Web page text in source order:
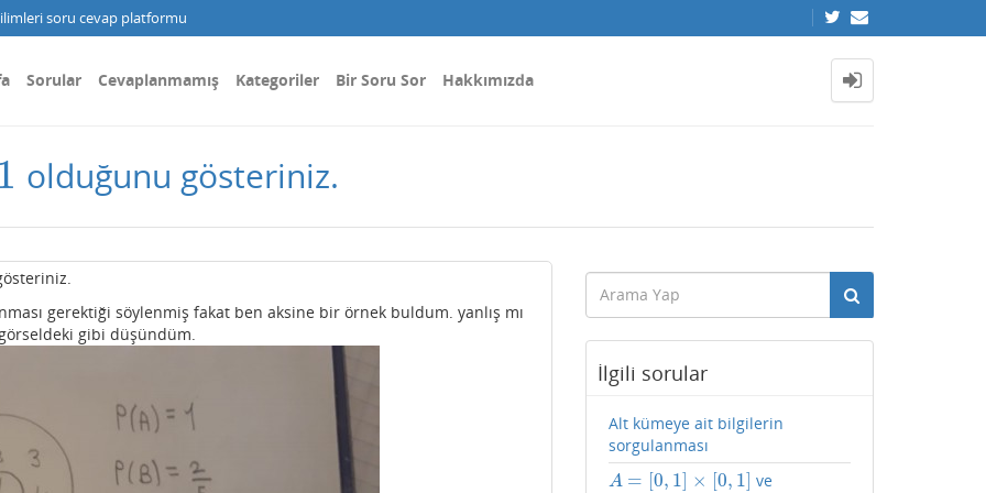
soru cevap platformu
Sorular Cevaplanmamış Kategoriler Bir Soru Sor Hakkımızda
1 olduğunu gösteriniz.
gerektiği söylenmiş fakat ben aksine bir örnek buldum. yanlış mı
gibi düşündüm.
İlgili sorular
Alt kümeye ait bilgilerin
sorgulanması
A = [0, 1] × [0, 1]
A= [0, ]×[ 0 ] ve